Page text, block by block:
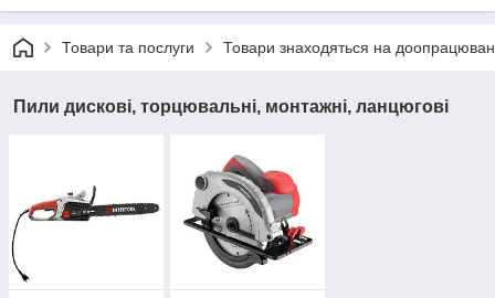
Товари та послуги Товари знаходяться на
Пили дискові, торцювальні, монтажні, ланцюгові